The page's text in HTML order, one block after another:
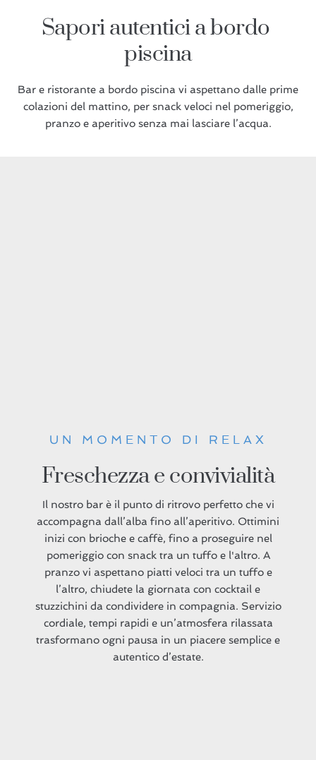
Sapori autentici a bordo
piscina
Bar e ristorante a bordo piscina vi aspettano dalle prime
colazioni del mattino, per snack veloci nel pomeriggio,
pranzo e aperitivo senza mai lasciare l’acqua.
UN MOMENTO DI RELAX
Freschezza e convivialità
Il nostro bar è il punto di ritrovo perfetto che vi
accompagna dall’alba fino all’aperitivo. Ottimini
inizi con brioche e caffè, fino a proseguire nel
pomeriggio con snack tra un tuffo e l'altro. A
pranzo vi aspettano piatti veloci tra un tuffo e
l’altro, chiudete la giornata con cocktail e
stuzzichini da condividere in compagnia. Servizio
cordiale, tempi rapidi e un’atmosfera rilassata
trasformano ogni pausa in un piacere semplice e
autentico d’estate.